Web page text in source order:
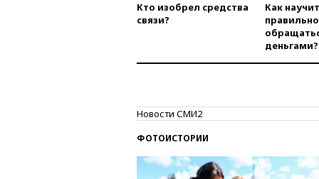
Кто изобрел средства
связи?
Как
правильно
деньгами?
Новости СМИ2
ФОТОИСТОРИИ